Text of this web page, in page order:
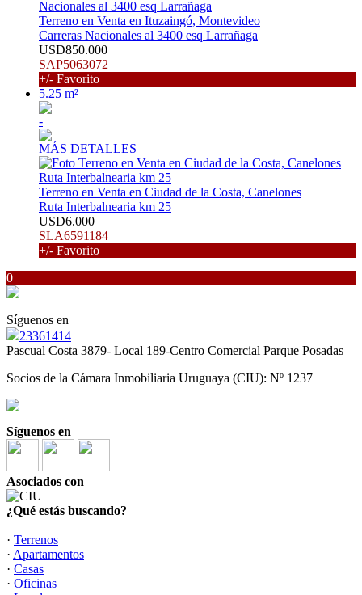
Terreno en Venta en Ituzaingó, Montevideo
Carreras Nacionales al 3400 esq Larrañaga
USD850.000
SAP5063072
+/- Favorito
5.25 m²
-
MÁS DETALLES
Terreno en Venta en Ciudad de la Costa, Canelones
Ruta Interbalnearia km 25
USD6.000
SLA6591184
+/- Favorito
0
Síguenos en
23361414
Pascual Costa 3879- Local 189-Centro Comercial Parque Posadas
Socios de la Cámara Inmobiliaria Uruguaya (CIU): Nº 1237
Síguenos en
Asociados con
¿Qué estás buscando?
· Terrenos
· Apartamentos
· Casas
· Oficinas